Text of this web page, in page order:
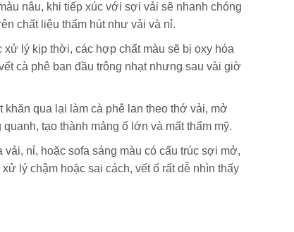
nâu, khi tiếp xúc với sợi vải sẽ nhanh chóng
chất liệu thấm hút như vải và nỉ.
lý kịp thời, các hợp chất màu sẽ bị oxy hóa
cà phê ban đầu trông nhạt nhưng sau vài giờ
khăn qua lại làm cà phê lan theo thớ vải, mở
tạo thành mảng ố lớn và mất thẩm mỹ.
vải, nỉ, hoặc sofa sáng màu có cấu trúc sợi mở,
lý chậm hoặc sai cách, vết ố rất dễ nhìn thấy